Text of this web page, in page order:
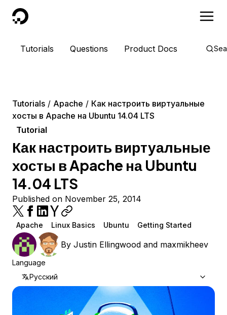
DigitalOcean
Tutorials Questions Product Docs
Tutorials Apache
Как настроить виртуальные
хосты в Apache на Ubuntu 14.04 LTS
Tutorial
Как настроить виртуальные
хосты в Apache на Ubuntu
14.04 LTS
Published on November 25, 2014
Apache Linux Basics Ubuntu Getting Started
By Justin Ellingwood and maxmikheev
Language
Русский